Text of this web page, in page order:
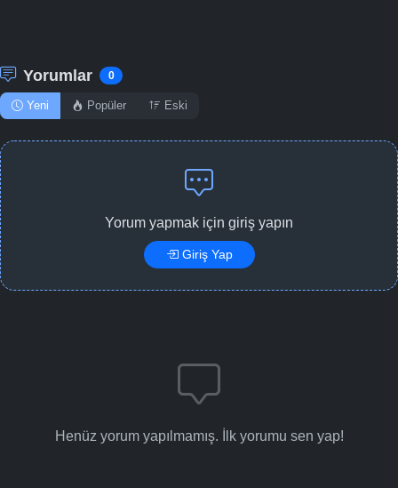
Yorumlar 0
Yeni Popüler Eski
Yorum yapmak için giriş yapın
Giriş Yap
Henüz yorum yapılmamış. İlk yorumu sen yap!